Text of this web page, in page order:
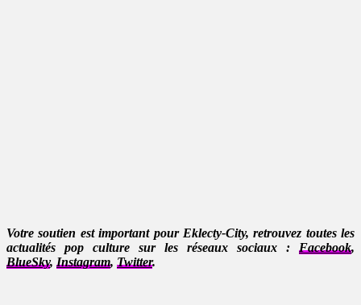
Votre soutien est important pour Eklecty-City, retrouvez toutes les
actualités pop culture sur les réseaux sociaux : Facebook,
BlueSky, Instagram, Twitter.